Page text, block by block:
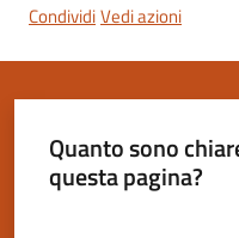
Novità
Vivere
Dozza
CondividiVedi azioni
Quanto sono
questa pagina?